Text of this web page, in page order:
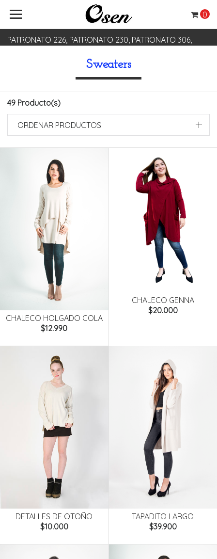
PATRONATO 226, PATRONATO 230, PATRONATO 306,
0
Sweaters
49 Producto(s)
ORDENAR PRODUCTOS
CHALECO HOLGADO COLA
$12.990
CHALECO GENNA
$20.000
DETALLES DE OTOÑO
$10.000
TAPADITO LARGO
$39.900